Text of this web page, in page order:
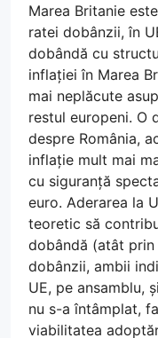
Marea Britanie
ratei dobânzii, în
dobândă cu
inflației în Marea
mai neplăcute
restul europeni. O
despre România,
inflație mult mai
cu siguranță
euro. Aderarea la
teoretic să
dobândă (atât
dobânzii, ambii
UE, pe ansamblu,
nu s-a întâmplat,
viabilitatea